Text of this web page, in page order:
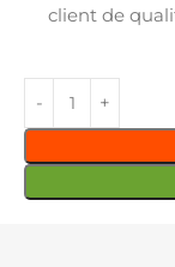
client de